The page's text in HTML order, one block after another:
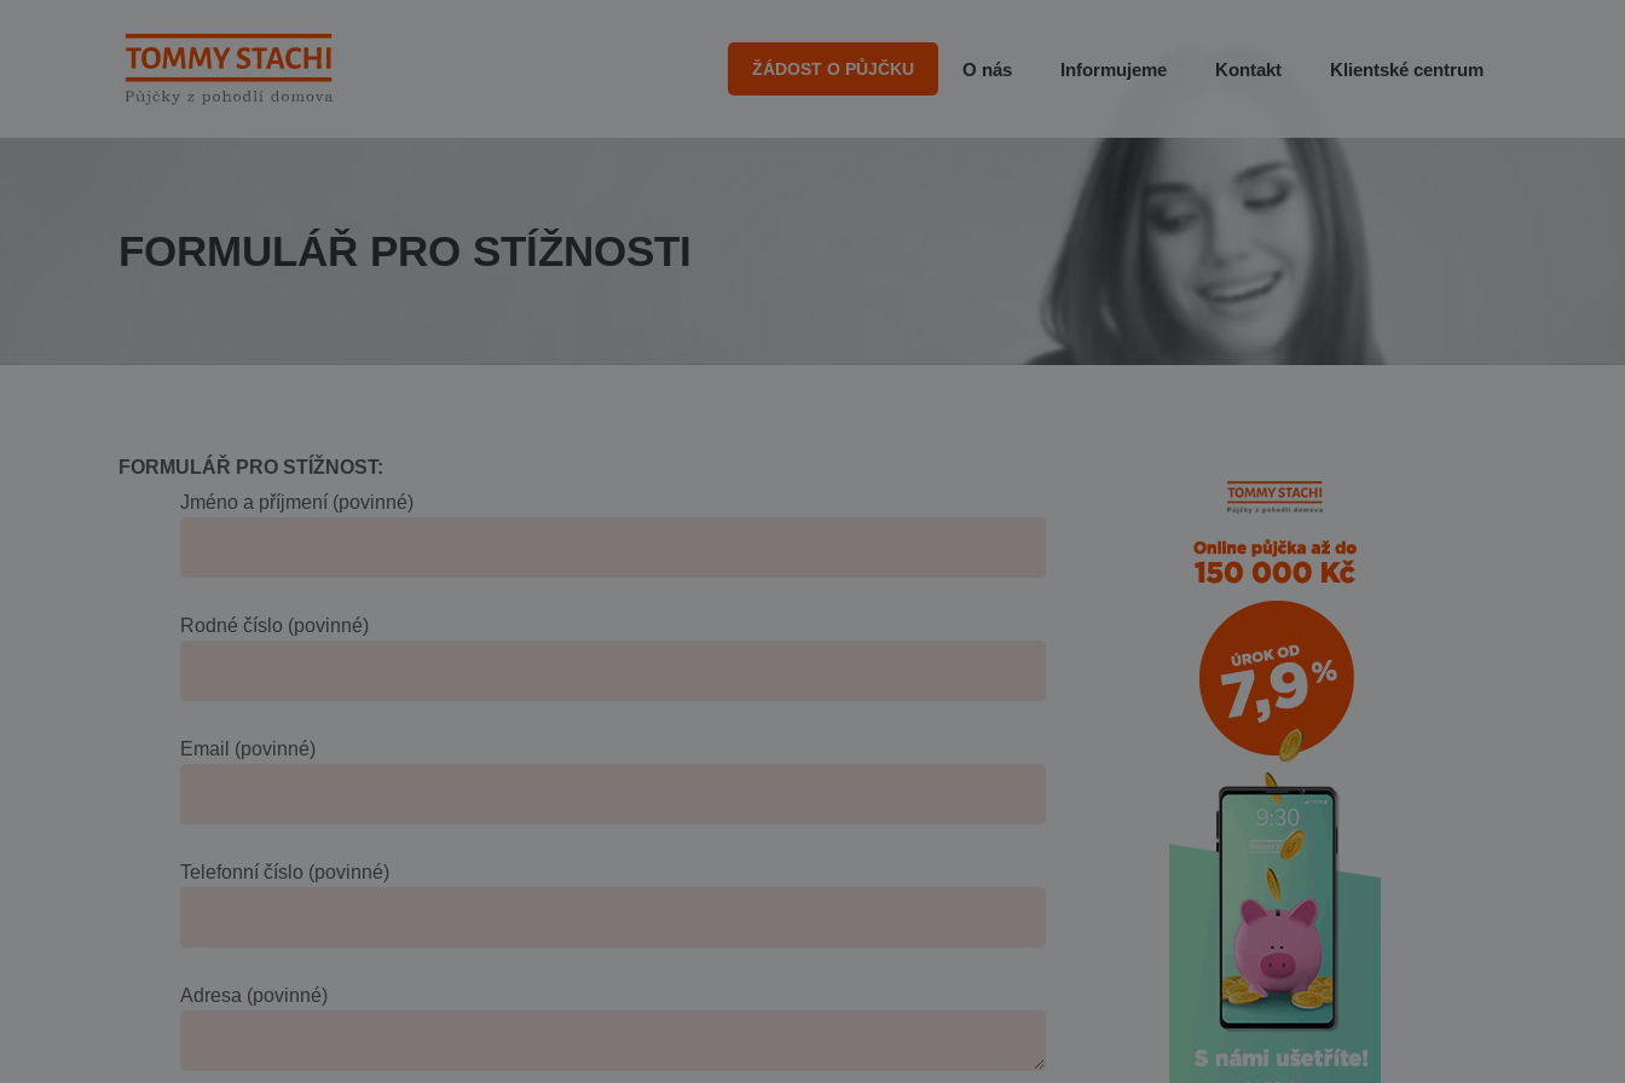
ŽÁDOST O PŮJČKU O nás Informujeme Kontakt Klientské centrum
FORMULÁŘ PRO STÍŽNOSTI
FORMULÁŘ PRO STÍŽNOST:
Jméno a příjmení (povinné)
Rodné číslo (povinné)
Email (povinné)
Telefonní číslo (povinné)
Adresa (povinné)